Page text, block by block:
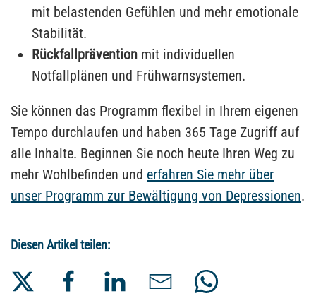
mit belastenden Gefühlen und mehr emotionale
Stabilität.
Rückfallprävention mit individuellen
Notfallplänen und Frühwarnsystemen.
Sie können das Programm flexibel in Ihrem eigenen
Tempo durchlaufen und haben 365 Tage Zugriff auf
alle Inhalte. Beginnen Sie noch heute Ihren Weg zu
mehr Wohlbefinden und erfahren Sie mehr über
unser Programm zur Bewältigung von Depressionen.
Diesen Artikel teilen: